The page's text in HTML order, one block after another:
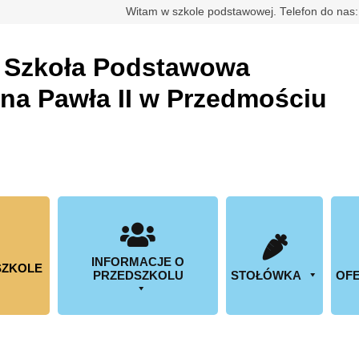
Witam w szkole podstawowej. Telefon do
Szkoła Podstawowa
Pawła II w Przedmościu
INFORMACJE O
PRZEDSZKOLU
STOŁÓWKA